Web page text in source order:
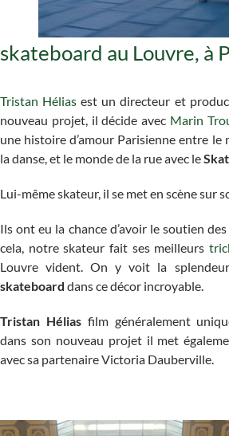
skateboard au Louvre, à
Tristan Hélias est un directeur et
nouveau projet, il décide avec Marin
une histoire d’amour Parisienne entre le
la danse, et le monde de la rue avec le
Lui-même skateur, il se met en scène sur
Ils ont eu la chance d’avoir le soutien des
cela, notre skateur fait ses meilleurs
Louvre vident. On y voit la
skateboard dans ce décor incroyable.
Tristan Héliasfilm généralement
dans son nouveau projet il met
avec sa partenaire Victoria Dauberville.